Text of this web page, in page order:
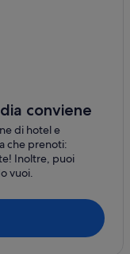
conviene
di hotel e
che prenoti:
Inoltre, puoi
vuoi.